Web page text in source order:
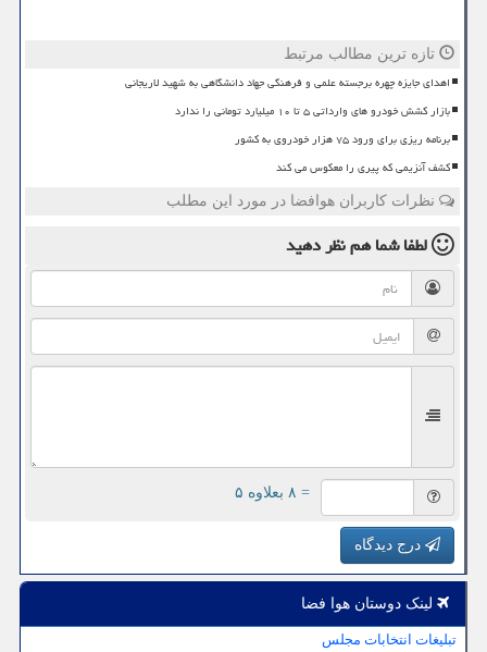
تازه ترین مطالب مرتبط
اهدای جایزه چهره برجسته علمی و فرهنگی جهاد دانشگاهی به شهید لاریجانی
بازار کشش خودرو های وارداتی ۵ تا ۱۰ میلیارد تومانی را ندارد
برنامه ریزی برای ورود ۷۵ هزار خودروی به کشور
کشف آنزیمی که پیری را معکوس می کند
نظرات کاربران هوافضا در مورد این مطلب
لطفا شما همنظر دهید
= ۸ بعلاوه ۵
درج دیدگاه
لینک دوستان هوا فضا
تبلیغات انتخابات مجلس